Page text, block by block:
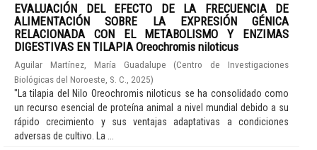
EVALUACIÓN DEL EFECTO DE LA FRECUENCIA DE
ALIMENTACIÓN SOBRE LA EXPRESIÓN GÉNICA
RELACIONADA CON EL METABOLISMO Y ENZIMAS
DIGESTIVAS EN TILAPIA Oreochromis niloticus
Aguilar Martínez, María Guadalupe (Centro de Investigaciones
Biológicas del Noroeste, S. C.
2025)
"La tilapia del Nilo Oreochromis niloticus se ha consolidado como
un recurso esencial de proteína animal a nivel mundial debido a su
rápido crecimiento y sus ventajas adaptativas a condiciones
adversas de cultivo. La ...